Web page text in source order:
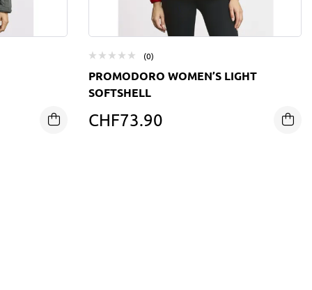
(0)
PROMODORO WOMEN’S LIGHT
SOFTSHELL
CHF73.90